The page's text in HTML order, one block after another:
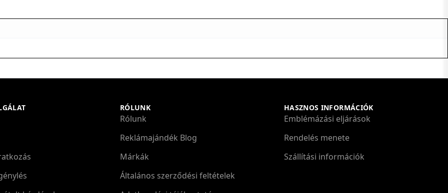
RÓLUNK
Rólunk
Reklámajándék Blog
Márkák
Általános szerződési feltételek
HASZNOS INFORMÁCIÓK
Emblémázási eljárások
Rendelés menete
Szállítási információk